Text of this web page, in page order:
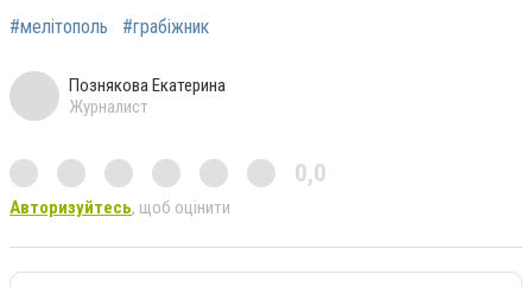
#мелітополь #грабіжник
Познякова Екатерина
Журналист
0,0
Авторизуйтесь, щоб оцінити